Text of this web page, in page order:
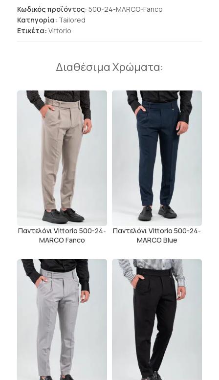
Κωδικός προϊόντος: 500-24-MARCO-Fanco
Κατηγορία: Tailored
Ετικέτα: Vittorio
Διαθέσιμα Χρώματα:
Παντελόνι Vittorio 500-24-
MARCO Fanco
Παντελόνι Vittorio 500-24-
MARCO Blue